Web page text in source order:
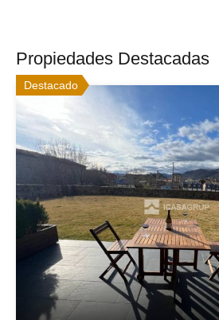
Propiedades Destacadas
Destacado